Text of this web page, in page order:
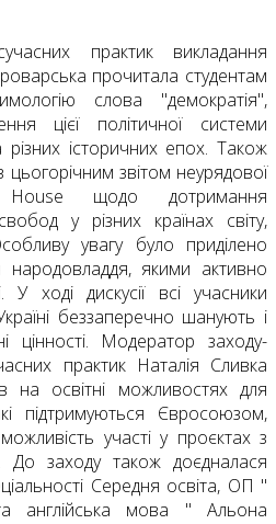
практик викладання
прочитала студентам
слова "демократія",
цієї політичної системи
історичних епох. Також
цьогорічним звітом неурядової
House щодо дотримання
у різних країнах світу,
увагу було приділено
народовладдя, якими активно
У ході дискусії всі учасники
беззаперечно шанують і
цінності. Модератор заходу-
практик Наталія Сливка
на освітні можливостях для
підтримуються Євросоюзом,
участі у проєктах з
До заходу також доєдналася
Середня освіта, ОП "
англійська мова " Альона